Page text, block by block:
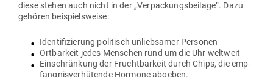
diese stehen auch nicht in der „Ver­pa­ckungs­beilage“. Dazu
gehören beispielsweise:
Iden­ti­fi­zierung poli­tisch unlieb­samer Personen
Ort­barkeit jedes Men­schen rund um die Uhr weltweit
Ein­schränkung der Frucht­barkeit durch Chips, die emp­
fäng­nis­ver­hü­tende Hormone abgeben.